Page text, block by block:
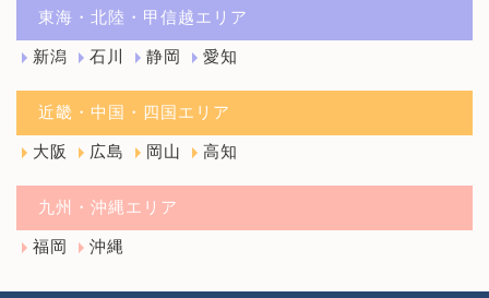
東海・北陸・甲信越エリア
新潟 石川 静岡 愛知
近畿・中国・四国エリア
大阪 広島 岡山 高知
九州・沖縄エリア
福岡 沖縄